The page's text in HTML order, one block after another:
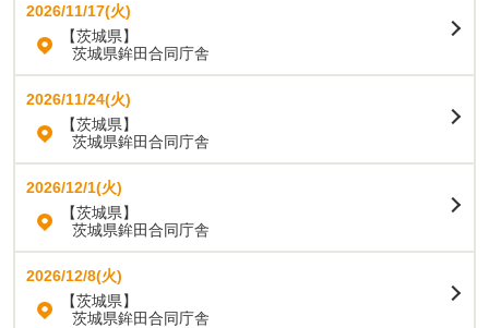
2026/11/17(火)
【茨城県】
茨城県鉾田合同庁舎
2026/11/24(火)
【茨城県】
茨城県鉾田合同庁舎
2026/12/1(火)
【茨城県】
茨城県鉾田合同庁舎
2026/12/8(火)
【茨城県】
茨城県鉾田合同庁舎